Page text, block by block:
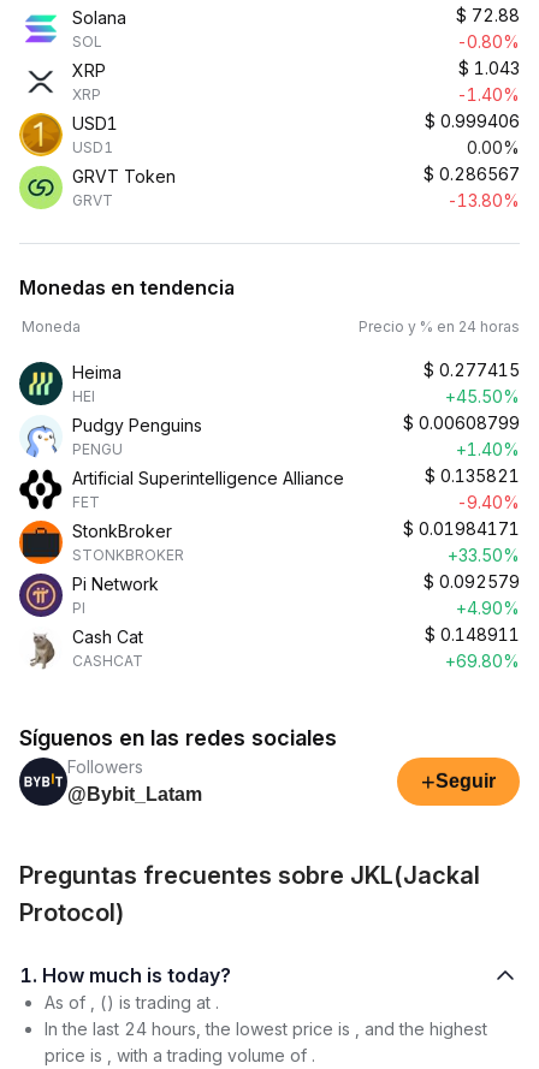
Solana
SOL
$ 72.88
-0.80%
XRP
XRP
$ 1.043
-1.40%
USD1
USD1
$ 0.999406
0.00%
GRVT Token
GRVT
$ 0.286567
-13.80%
Monedas en tendencia
Moneda Precio y % en 24 horas
Heima
HEI
$ 0.277415
+45.50%
Pudgy Penguins
PENGU
$ 0.00608799
+1.40%
Artificial Superintelligence Alliance
FET
$ 0.135821
-9.40%
StonkBroker
STONKBROKER
$ 0.01984171
+33.50%
Pi Network
PI
$ 0.092579
+4.90%
Cash Cat
CASHCAT
$ 0.148911
+69.80%
Síguenos en las redes sociales
Followers
@Bybit_Latam
+Seguir
Preguntas frecuentes sobre JKL(Jackal
Protocol)
1. How much is today?
As of , () is trading at .
In the last 24 hours, the lowest price is , and the highest
price is , with a trading volume of .